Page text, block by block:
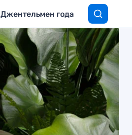
Джентельмен года